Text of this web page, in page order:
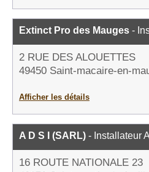
Extinct Pro des Mauges -
2 RUE DES ALOUETTES
49450 Saint-macaire-en-
Afficher les détails
A D S I (SARL) - Installateur
16 ROUTE NATIONALE 23